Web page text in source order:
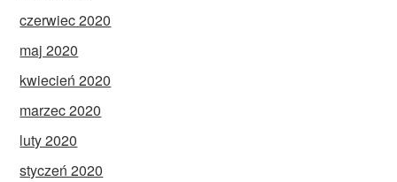
czerwiec 2020
maj 2020
kwiecień 2020
marzec 2020
luty 2020
styczeń 2020